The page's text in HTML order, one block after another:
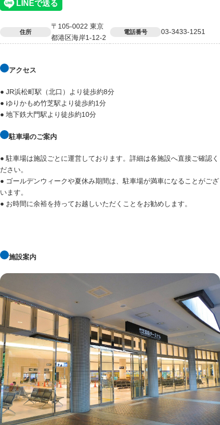
住所
〒105-0022 東京
都港区海岸1-12-2
電話番号 03-3433-1251
アクセス
● JR浜松町駅（北口）より徒歩約8分
● ゆりかもめ竹芝駅より徒歩約1分
● 地下鉄大門駅より徒歩約10分
駐車場のご案内
● 駐車場は施設ごとに運営しております。詳細は各施設へ直接ご確認く
ださい。
● ゴールデンウィークや夏休み期間は、駐車場が満車になることがござ
います。
● お時間に余裕を持ってお越しいただくことをお勧めします。
施設案内